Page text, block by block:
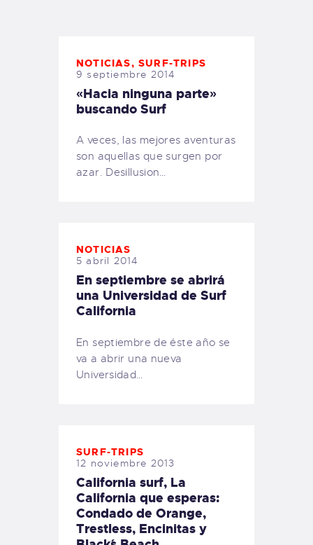
NOTICIAS,SURF-TRIPS
9 septiembre 2014
«Hacia ninguna parte»
buscando Surf
A veces, las mejores aventuras
son aquellas que surgen por
azar. Desillusion…
NOTICIAS
5 abril 2014
En septiembre se abrirá
una Universidad de Surf
California
En septiembre de éste año se
va a abrir una nueva
Universidad…
SURF-TRIPS
12 noviembre 2013
California surf, La
California que esperas:
Condado de Orange,
Trestless, Encinitas y